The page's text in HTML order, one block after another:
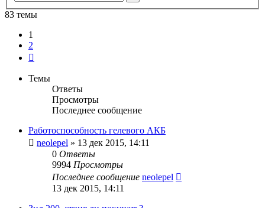
83 темы
1
2
Темы
Ответы
Просмотры
Последнее сообщение
Работоспособность гелевого АКБ
neolepel » 13 дек 2015, 14:11
0 Ответы
9994 Просмотры
Последнее сообщение neolepel
13 дек 2015, 14:11